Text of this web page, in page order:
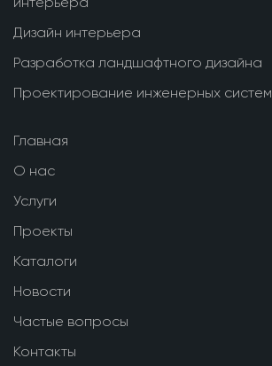
Дизайн интерьера
Разработка ландшафтного дизайна
Проектирование инженерных систем
Главная
О нас
Услуги
Проекты
Каталоги
Новости
Частые вопросы
Контакты